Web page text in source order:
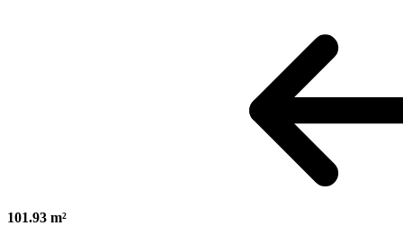
101.93 m²